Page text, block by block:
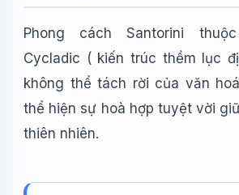
Phong cách Santorini
Cycladic ( kiến trúc thềm lục
không thể tách rời của văn
thể hiện sự hoà hợp tuyệt vời
thiên nhiên.